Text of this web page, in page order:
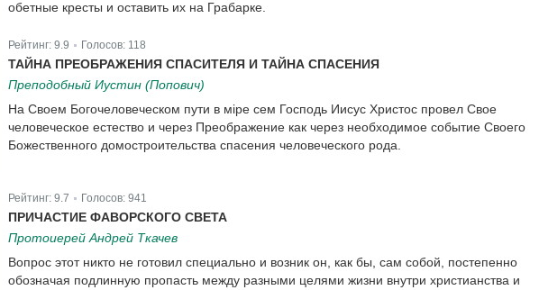
обетные кресты и оставить их на Грабарке.
Рейтинг: 9.9 Голосов: 118
ТАЙНА ПРЕОБРАЖЕНИЯ СПАСИТЕЛЯ И ТАЙНА СПАСЕНИЯ
Преподобный Иустин (Попович)
На Своем Богочеловеческом пути в мiре сем Господь Иисус Христос провел Свое
человеческое естество и через Преображение как через необходимое событие Своего
Божественного домостроительства спасения человеческого рода.
Рейтинг: 9.7 Голосов: 941
ПРИЧАСТИЕ ФАВОРСКОГО СВЕТА
Протоиерей Андрей Ткачев
Вопрос этот никто не готовил специально и возник он, как бы, сам собой, постепенно
обозначая подлинную пропасть между разными целями жизни внутри христианства и